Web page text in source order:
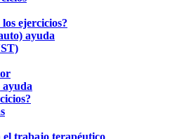
ejercicios?
ayuda
ayuda